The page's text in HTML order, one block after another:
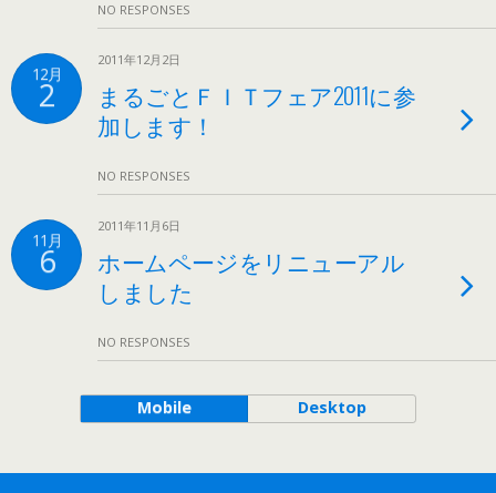
NO RESPONSES
12月
2
2011年12月2日
まるごとＦＩＴフェア2011に参
加します！
NO RESPONSES
11月
6
2011年11月6日
ホームページをリニューアル
しました
NO RESPONSES
Mobile Desktop